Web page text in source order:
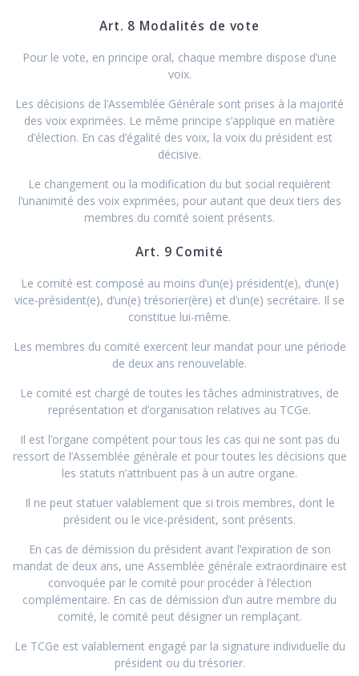
Art. 8 Modalités de vote
Pour le vote, en principe oral, chaque membre dispose d’une
voix.
Les décisions de l’Assemblée Générale sont prises à la majorité
des voix exprimées. Le même principe s’applique en matière
d’élection. En cas d’égalité des voix, la voix du président est
décisive.
Le changement ou la modification du but social requièrent
l’unanimité des voix exprimées, pour autant que deux tiers des
membres du comité soient présents.
Art. 9 Comité
Le comité est composé au moins d’un(e) président(e), d’un(e)
vice-président(e), d’un(e) trésorier(ère) et d’un(e) secrétaire. Il se
constitue lui-même.
Les membres du comité exercent leur mandat pour une période
de deux ans renouvelable.
Le comité est chargé de toutes les tâches administratives, de
représentation et d’organisation relatives au TCGe.
Il est l’organe compétent pour tous les cas qui ne sont pas du
ressort de l’Assemblée générale et pour toutes les décisions que
les statuts n’attribuent pas à un autre organe.
Il ne peut statuer valablement que si trois membres, dont le
président ou le vice-président, sont présents.
En cas de démission du président avant l’expiration de son
mandat de deux ans, une Assemblée générale extraordinaire est
convoquée par le comité pour procéder à l’élection
complémentaire. En cas de démission d’un autre membre du
comité, le comité peut désigner un remplaçant.
Le TCGe est valablement engagé par la signature individuelle du
président ou du trésorier.